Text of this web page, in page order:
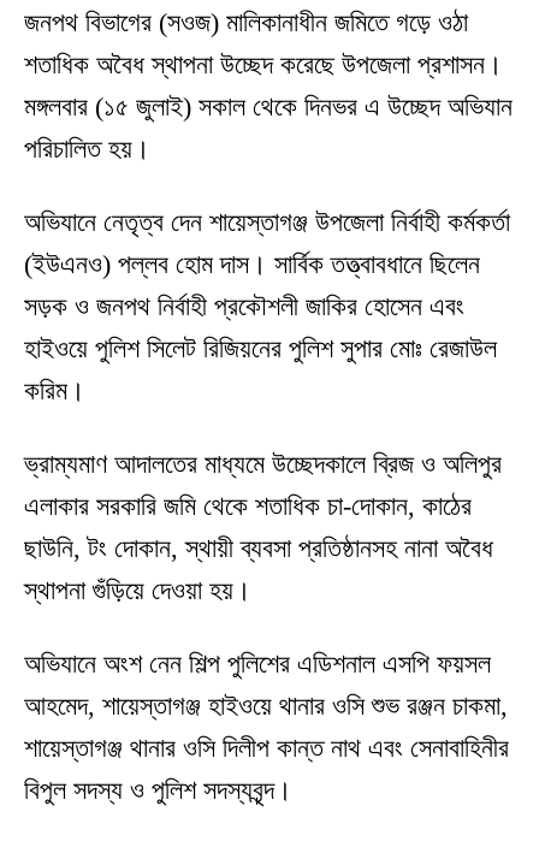
জনপথ বিভাগের (সওজ) মালিকানাধীন জমিতে গড়ে ওঠা
শতাধিক অবৈধ স্থাপনা উচ্ছেদ করেছে উপজেলা প্রশাসন।
মঙ্গলবার (১৫ জুলাই) সকাল থেকে দিনভর এ উচ্ছেদ অভিযান
পরিচালিত হয়।
অভিযানে নেতৃত্ব দেন শায়েস্তাগঞ্জ উপজেলা নির্বাহী কর্মকর্তা
(ইউএনও) পল্লব হোম দাস। সার্বিক তত্ত্বাবধানে ছিলেন
সড়ক ও জনপথ নির্বাহী প্রকৌশলী জাকির হোসেন এবং
হাইওয়ে পুলিশ সিলেট রিজিয়নের পুলিশ সুপার মোঃ রেজাউল
করিম।
ভ্রাম্যমাণ আদালতের মাধ্যমে উচ্ছেদকালে ব্রিজ ও অলিপুর
এলাকার সরকারি জমি থেকে শতাধিক চা-দোকান, কাঠের
ছাউনি, টং দোকান, স্থায়ী ব্যবসা প্রতিষ্ঠানসহ নানা অবৈধ
স্থাপনা গুঁড়িয়ে দেওয়া হয়।
অভিযানে অংশ নেন শিল্প পুলিশের এডিশনাল এসপি ফয়সল
আহমেদ, শায়েস্তাগঞ্জ হাইওয়ে থানার ওসি শুভ রঞ্জন চাকমা,
শায়েস্তাগঞ্জ থানার ওসি দিলীপ কান্ত নাথ এবং সেনাবাহিনীর
বিপুল সদস্য ও পুলিশ সদস্যবৃন্দ।